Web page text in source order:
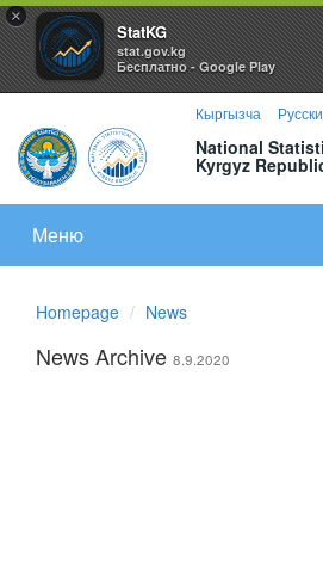
×
StatKG
stat.gov.kg
Бесплатно - Google Play
Кыргызча
National
Kyrgyz
Меню
Homepage News
News Archive 8.9.2020